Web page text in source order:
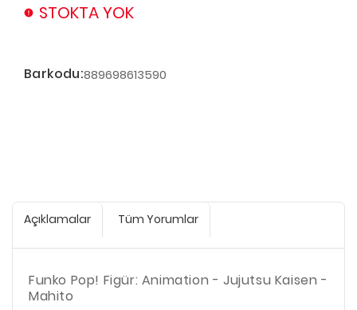
STOKTA YOK
Barkodu:889698613590
Açıklamalar Tüm Yorumlar
Funko Pop! Figür: Animation - Jujutsu Kaisen -
Mahito